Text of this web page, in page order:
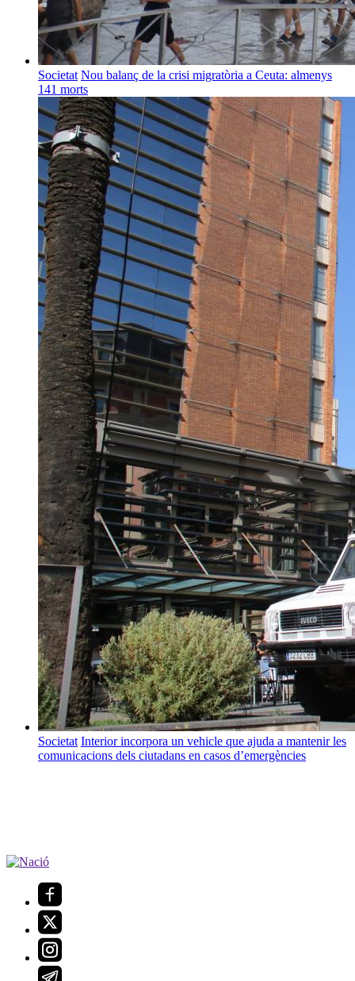
Societat Nou balanç de la crisi migratòria a Ceuta: almenys
141 morts
Societat Interior incorpora un vehicle que ajuda a mantenir les
comunicacions dels ciutadans en casos d’emergències